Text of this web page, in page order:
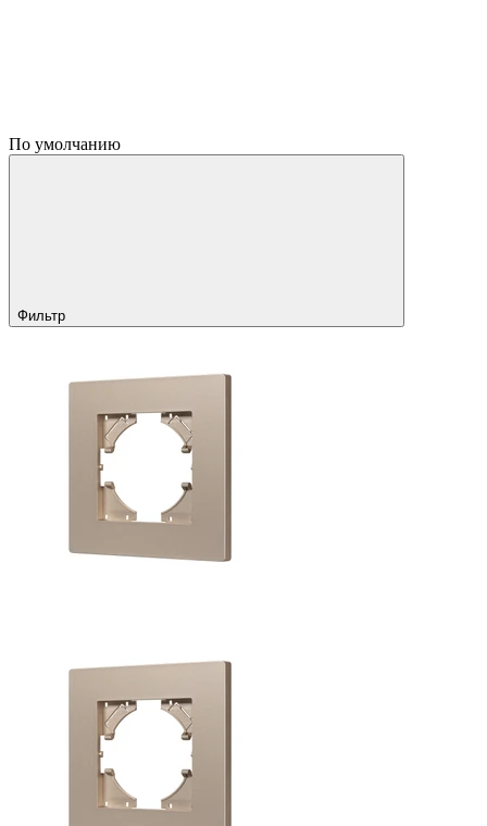
По умолчанию
Фильтр